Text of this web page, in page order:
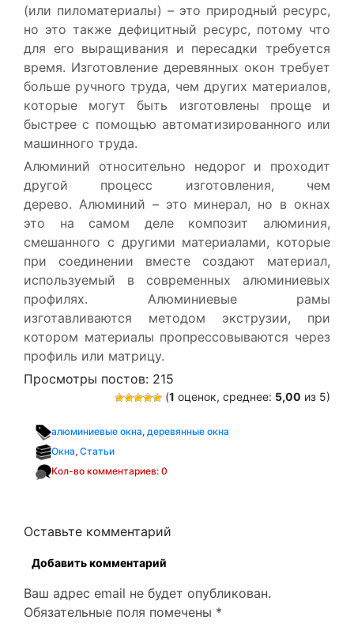
(или пиломатериалы) – это природный ресурс,
но это также дефицитный ресурс, потому что
для его выращивания и пересадки требуется
время. Изготовление деревянных окон требует
больше ручного труда, чем других материалов,
которые могут быть изготовлены проще и
быстрее с помощью автоматизированного или
машинного труда.
Алюминий относительно недорог и проходит
другой процесс изготовления, чем
дерево. Алюминий – это минерал, но в окнах
это на самом деле композит алюминия,
смешанного с другими материалами, которые
при соединении вместе создают материал,
используемый в современных алюминиевых
профилях. Алюминиевые рамы
изготавливаются методом экструзии, при
котором материалы пропрессовываются через
профиль или матрицу.
Просмотры постов: 215
(1 оценок, среднее: 5,00 из 5)
алюминиевые окна, деревянные окна
Окна, Статьи
Кол-во комментариев: 0
Оставьте комментарий
Добавить комментарий
Ваш адрес email не будет опубликован.
Обязательные поля помечены *